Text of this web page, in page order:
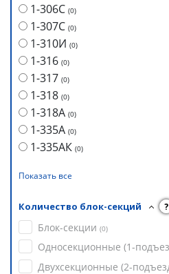
1-306С (0)
1-307С (0)
1-310И (0)
1-316 (0)
1-317 (0)
1-318 (0)
1-318А (0)
1-335А (0)
1-335АК (0)
Показать все
Количество блок-секций ?
Блок-секции (0)
Односекционные (1-
Двухсекционные (2-